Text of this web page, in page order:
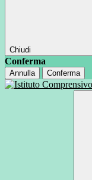
Chiudi
Conferma
Annulla Conferma